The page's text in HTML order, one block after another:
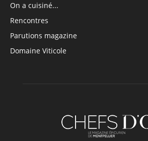
On a cuisiné...
Rencontres
Parutions magazine
Domaine Viticole